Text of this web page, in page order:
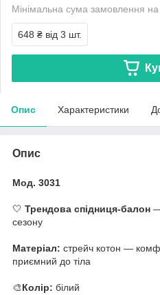
Мінімальна сума замовлення
648 ₴ від 3 шт.
Опис Характеристики
Опис
Мод. 3031
🤍 Трендова спідниця-балон
сезону
Матеріал: стрейч котон —
приємний до тіла
🎨Колір: білий